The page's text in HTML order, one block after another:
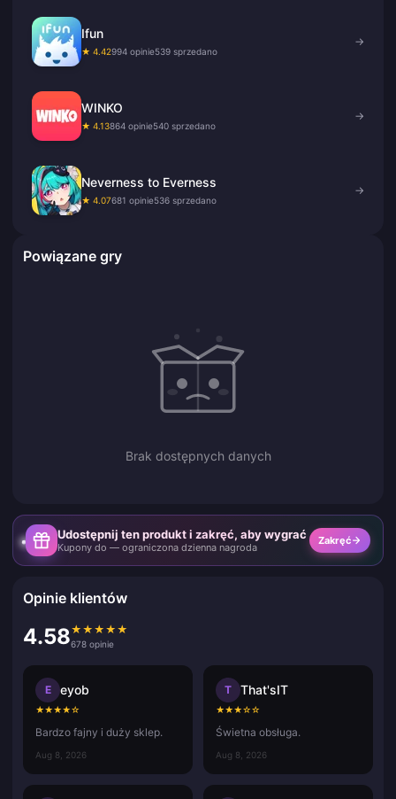
Ifun
★ 4.42994 opinie539 sprzedano
→
WINKO
★ 4.13864 opinie540 sprzedano
→
Neverness to Everness
★ 4.07681 opinie536 sprzedano
→
Powiązane gry
Brak dostępnych danych
Udostępnij ten produkt i zakręć, aby wygrać
Kupony do — ograniczona dzienna nagroda
Zakręć
Opinie klientów
4.58★ ★ ★ ★ ★
678 opinie
E eyob
★★★★☆
Bardzo fajny i duży sklep.
Aug 8, 2026
T That'sIT
★★★☆☆
Świetna obsługa.
Aug 8, 2026